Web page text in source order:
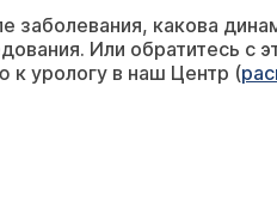
заболевания, какова
Или обратитесь с
к урологу в наш Центр (